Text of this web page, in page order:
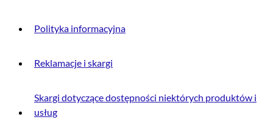
Polityka informacyjna
Reklamacje i skargi
Skargi dotyczące dostępności niektórych produktów i
usług